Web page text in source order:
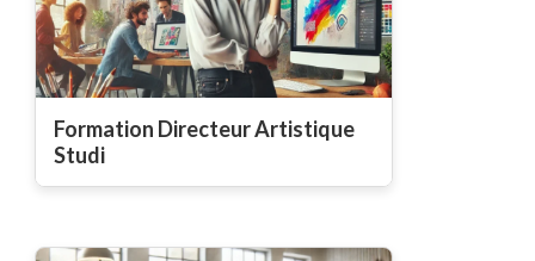
Formation Directeur Artistique
Studi